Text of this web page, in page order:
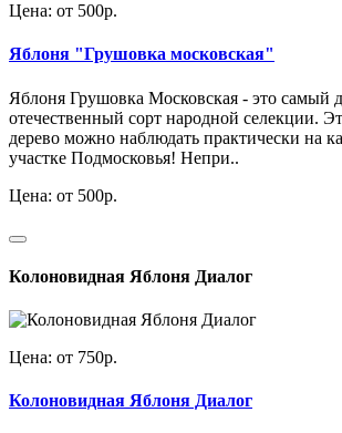
Цена: от 500р.
Яблоня "Грушовка московская"
Яблоня Грушовка Московская - это самый
отечественный сорт народной селекции.
дерево можно наблюдать практически на
участке Подмосковья! Непри..
Цена: от 500р.
Колоновидная Яблоня Диалог
Цена: от 750р.
Колоновидная Яблоня Диалог